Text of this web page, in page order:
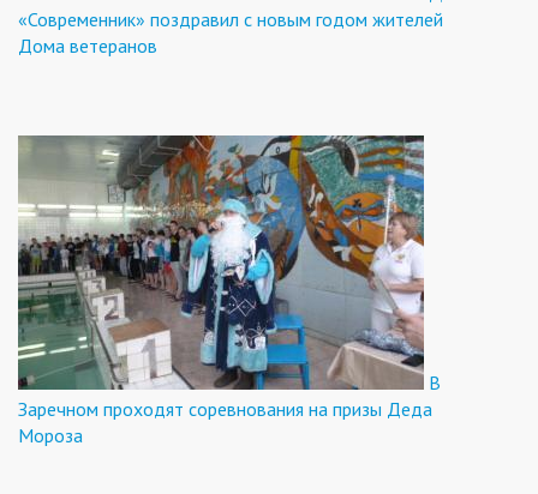
«Современник» поздравил с новым годом жителей
Дома ветеранов
В
Заречном проходят соревнования на призы Деда
Мороза